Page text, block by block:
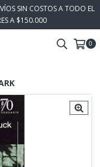
SIN COSTOS A TODO EL
A $150.000
0